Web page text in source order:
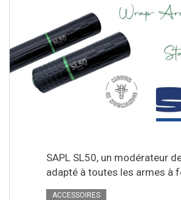
SAPL SL50, un modérateur
adapté à toutes les armes à
ACCESSOIRES